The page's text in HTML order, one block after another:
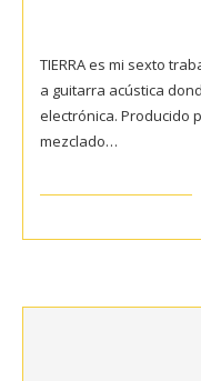
TIERRA es mi sexto
a guitarra acústica
electrónica. Producido
mezclado…